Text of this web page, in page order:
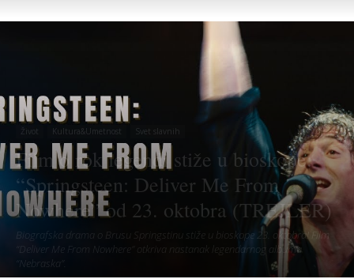
Život Kultura&Umetnost Svet slavnih
Film o rok legendi stiže u bioskope:
“Springsteen: Deliver Me From
Nowhere” od 23. oktobra (TREJLER)
Biografska drama o Brusu Springstinu stiže u bioskope 23. oktobra! Film
“Deliver Me From Nowhere” otkriva nastanak legendarnog albuma
“Nebraska”.